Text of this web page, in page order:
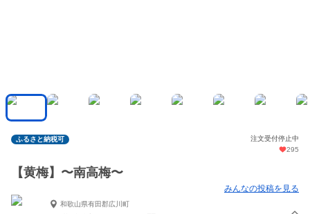
ふるさと納税可
注文受付停止中
295
【黄梅】〜南高梅〜
みんなの投稿を見る
和歌山県有田郡広川町